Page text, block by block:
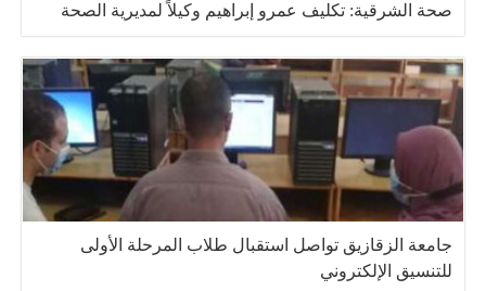
صحة الشرقية: تكليف عمرو إبراهيم وكيلاً لمديرية الصحة
جامعة الزقازيق تواصل استقبال طلاب المرحلة الأولى
للتنسيق الإلكتروني